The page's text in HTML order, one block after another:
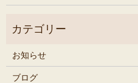
お知らせ
ブログ